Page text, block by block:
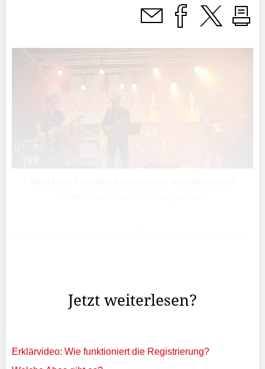
Jetzt weiterlesen?
Erklärvideo: Wie funktioniert die Registrierung?